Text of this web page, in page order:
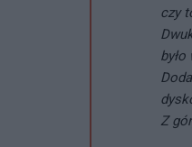
czy
było
Z